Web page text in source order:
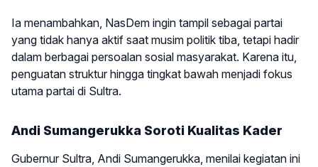
Ia menambahkan, NasDem ingin tampil sebagai partai
yang tidak hanya aktif saat musim politik tiba, tetapi hadir
dalam berbagai persoalan sosial masyarakat. Karena itu,
penguatan struktur hingga tingkat bawah menjadi fokus
utama partai di Sultra.
Andi Sumangerukka Soroti Kualitas Kader
Gubernur Sultra, Andi Sumangerukka, menilai kegiatan ini